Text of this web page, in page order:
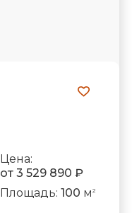
Цена:
от 3 529 890 ₽
Площадь: 100 м 2